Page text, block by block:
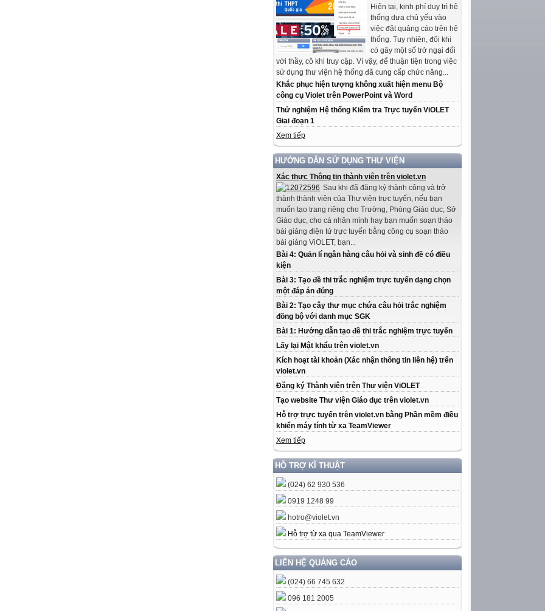
Hiện tại, kinh phí duy trì hệ
thống dựa chủ yếu vào
việc đặt quảng cáo trên hệ
thống. Tuy nhiên, đôi khi
có gây một số trở ngại đối
với thầy, cô khi truy cập. Vì vậy, để thuận tiện trong việc
sử dụng thư viện hệ thống đã cung cấp chức năng...
Khắc phục hiện tượng không xuất hiện menu Bộ
công cụ Violet trên PowerPoint và Word
Thử nghiệm Hệ thống Kiểm tra Trực tuyến ViOLET
Giai đoạn 1
Xem tiếp
HƯỚNG DẪN SỬ DỤNG THƯ VIỆN
Xác thực Thông tin thành viên trên violet.vn
Sau khi đã đăng ký thành công và trở
thành thành viên của Thư viện trực tuyến, nếu bạn
muốn tạo trang riêng cho Trường, Phòng Giáo dục, Sở
Giáo dục, cho cá nhân mình hay bạn muốn soạn thảo
bài giảng điện tử trực tuyến bằng công cụ soạn thảo
bài giảng ViOLET, bạn...
Bài 4: Quản lí ngân hàng câu hỏi và sinh đề có điều
kiện
Bài 3: Tạo đề thi trắc nghiệm trực tuyến dạng chọn
một đáp án đúng
Bài 2: Tạo cây thư mục chứa câu hỏi trắc nghiệm
đồng bộ với danh mục SGK
Bài 1: Hướng dẫn tạo đề thi trắc nghiệm trực tuyến
Lấy lại Mật khẩu trên violet.vn
Kích hoạt tài khoản (Xác nhận thông tin liên hệ) trên
violet.vn
Đăng ký Thành viên trên Thư viện ViOLET
Tạo website Thư viện Giáo dục trên violet.vn
Hỗ trợ trực tuyến trên violet.vn bằng Phần mềm điều
khiển máy tính từ xa TeamViewer
Xem tiếp
HỖ TRỢ KĨ THUẬT
(024) 62 930 536
0919 1248 99
hotro@violet.vn
Hỗ trợ từ xa qua TeamViewer
LIÊN HỆ QUẢNG CÁO
(024) 66 745 632
096 181 2005